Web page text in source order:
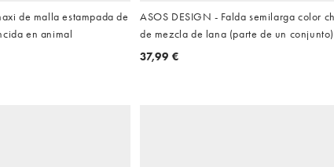
de malla estampada de
en animal
ASOS DESIGN - Falda semilarga color
de mezcla de lana (parte de un conjunto)
37,99 €